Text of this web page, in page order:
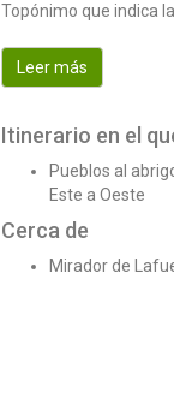
Topónimo que indica
Leer más
Itinerario en el
Pueblos al
Este a Oeste
Cerca de
Mirador de